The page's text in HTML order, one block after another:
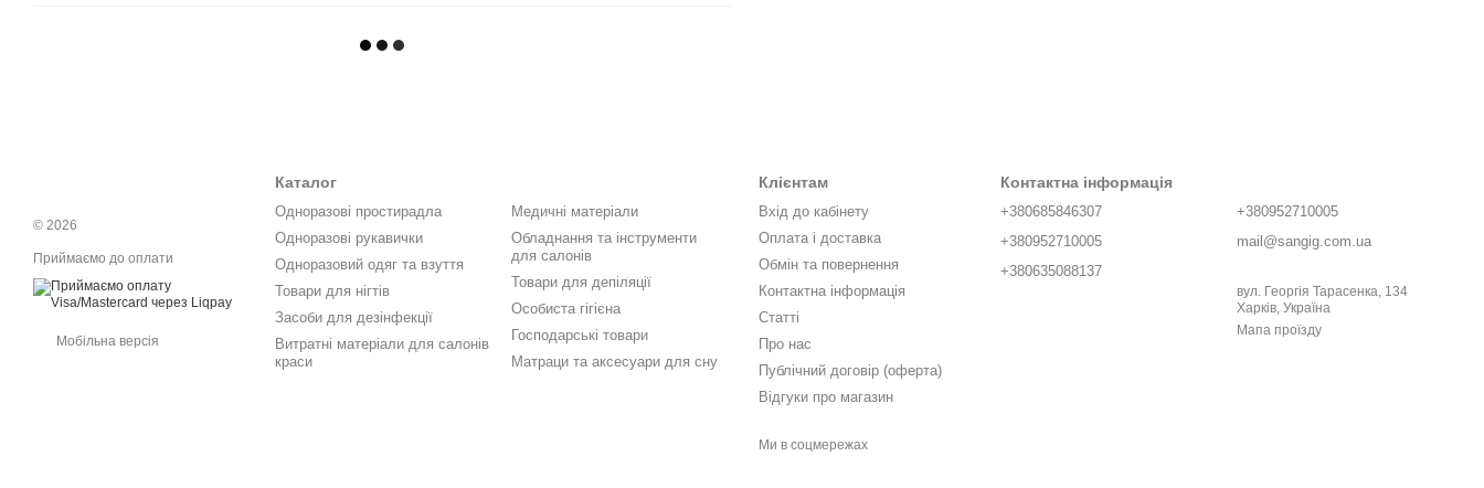
© 2026
Приймаємо до оплати
Мобільна версія
Каталог
Одноразові простирадла
Одноразові рукавички
Одноразовий одяг та взуття
Товари для нігтів
Засоби для дезінфекції
Витратні матеріали для салонів
краси
Медичні матеріали
Обладнання та інструменти
для салонів
Товари для депіляції
Особиста гігієна
Господарські товари
Матраци та аксесуари для сну
Клієнтам
Вхід до кабінету
Оплата і доставка
Обмін та повернення
Контактна інформація
Статті
Про нас
Публічний договір (оферта)
Відгуки про магазин
Ми в соцмережах
Контактна інформація
+380685846307
+380952710005
+380635088137
+380952710005
mail@sangig.com.ua
вул. Георгія Тарасенка, 134
Харків, Україна
Мапа проїзду